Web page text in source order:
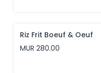
Riz Frit Boeuf & Oeuf
MUR 280.00